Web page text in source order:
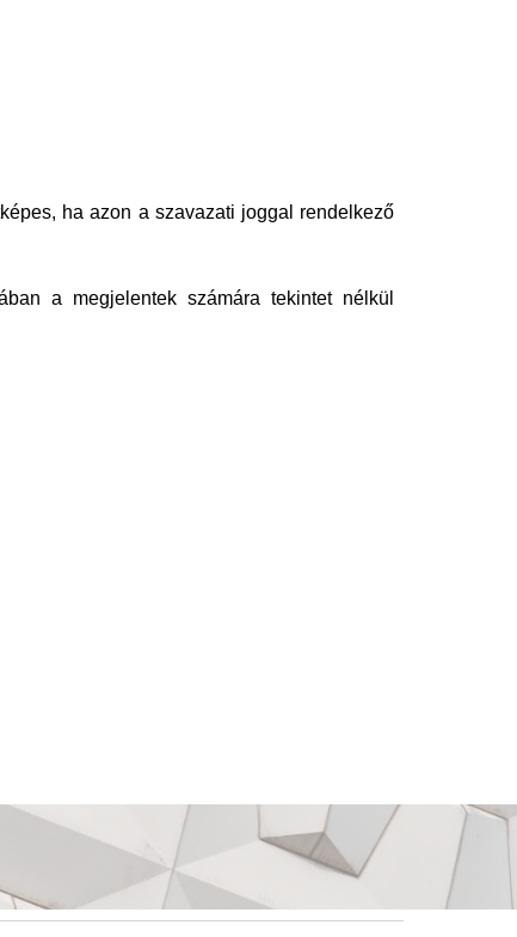
ha azon a szavazati joggal rendelkező
a megjelentek számára tekintet nélkül